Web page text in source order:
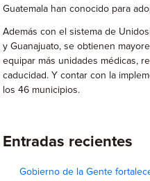
Guatemala han conocido para
Además con el sistema de
y Guanajuato, se obtienen
equipar más unidades médicas,
caducidad. Y contar con la
los 46 municipios.
Entradas recientes
Gobierno de la Gente